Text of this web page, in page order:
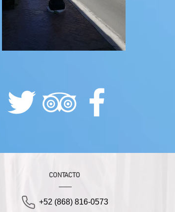
CONTACTO
+52 (868) 816-0573